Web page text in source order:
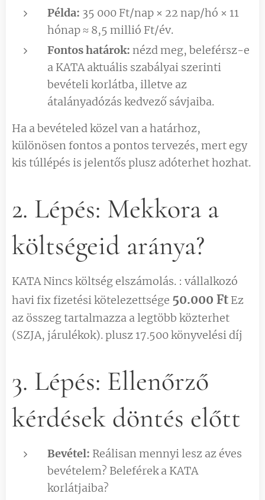
Példa: 35 000 Ft/nap × 22 nap/hó × 11
hónap ≈ 8,5 millió Ft/év.
Fontos határok: nézd meg, beleférsz-e
a KATA aktuális szabályai szerinti
bevételi korlátba, illetve az
átalányadózás kedvező sávjaiba.
Ha a bevételed közel van a határhoz,
különösen fontos a pontos tervezés, mert egy
kis túllépés is jelentős plusz adóterhet hozhat.
2. Lépés: Mekkora a
költségeid aránya?
KATA Nincs költség elszámolás. : vállalkozó
havi fix fizetési kötelezettsége 50.000 Ft Ez
az összeg tartalmazza a legtöbb közterhet
(SZJA, járulékok). plusz 17.500 könyvelési díj
3. Lépés: Ellenőrző
kérdések döntés előtt
Bevétel: Reálisan mennyi lesz az éves
bevételem? Beleférek a KATA
korlátjaiba?